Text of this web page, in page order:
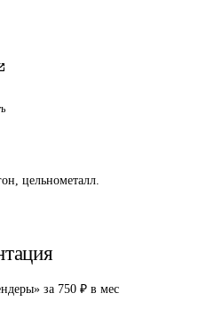
цельнометалл.
за 750 ₽ в мес